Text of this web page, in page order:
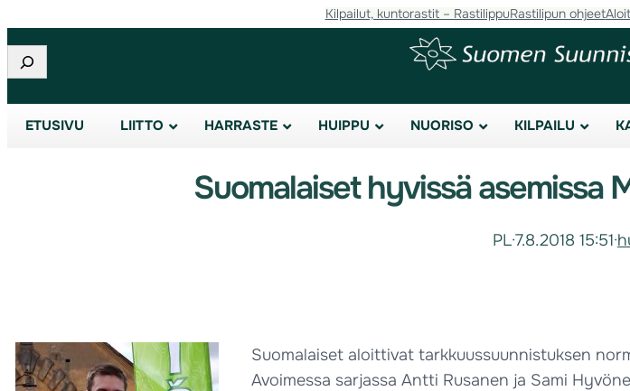
Kilpailut, kuntorastit – RastilippuRastilipun ohjeet
Etsi
ETUSIVU LIITTO HARRASTE HUIPPU NUORISO KILPAILU
Suomalaiset hyvissä asemissa
PL·7.8.2018 15:51·
Suomalaiset aloittivat tarkkuussuunnistuksen
Avoimessa sarjassa Antti Rusanen ja Sami